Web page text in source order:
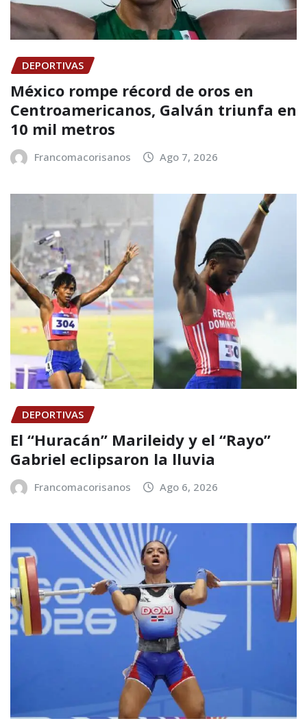
DEPORTIVAS
México rompe récord de oros en
Centroamericanos, Galván triunfa en
10 mil metros
Francomacorisanos Ago 7, 2026
DEPORTIVAS
El “Huracán” Marileidy y el “Rayo”
Gabriel eclipsaron la lluvia
Francomacorisanos Ago 6, 2026